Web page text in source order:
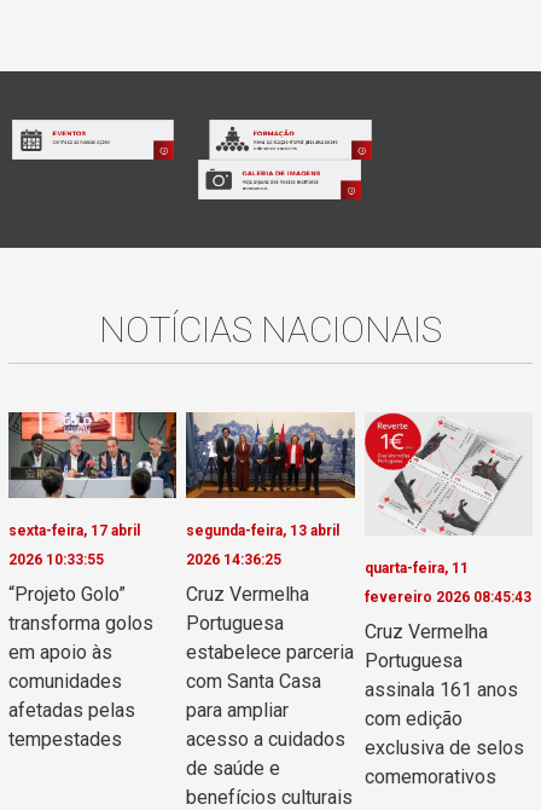
NOTÍCIAS NACIONAIS
sexta-feira, 17 abril
2026 10:33:55
“Projeto Golo”
transforma golos
em apoio às
comunidades
afetadas pelas
tempestades
segunda-feira, 13 abril
2026 14:36:25
Cruz Vermelha
Portuguesa
estabelece parceria
com Santa Casa
para ampliar
acesso a cuidados
de saúde e
benefícios culturais
quarta-feira, 11
fevereiro 2026 08:45:43
Cruz Vermelha
Portuguesa
assinala 161 anos
com edição
exclusiva de selos
comemorativos